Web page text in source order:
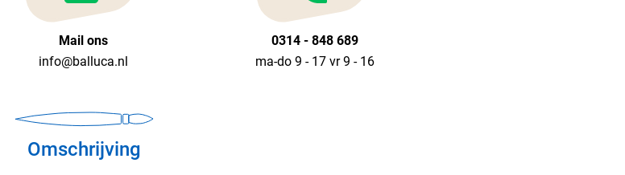
Mail ons
info@balluca.nl
0314 - 848 689
ma-do 9 - 17 vr 9 - 16
Omschrijving